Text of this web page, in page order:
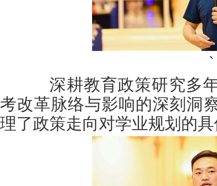
`
深耕教育政策研究多年
考改革脉络与影响的深刻洞
理了政策走向对学业规划的